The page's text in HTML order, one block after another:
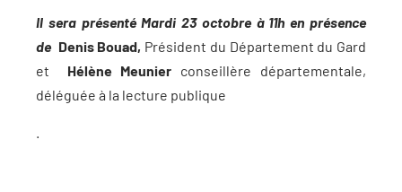
Il sera présenté Mardi 23 octobre à 11h en présence
de Denis Bouad, Président du Département du Gard
et Hélène Meunier conseillère départementale,
déléguée à la lecture publique